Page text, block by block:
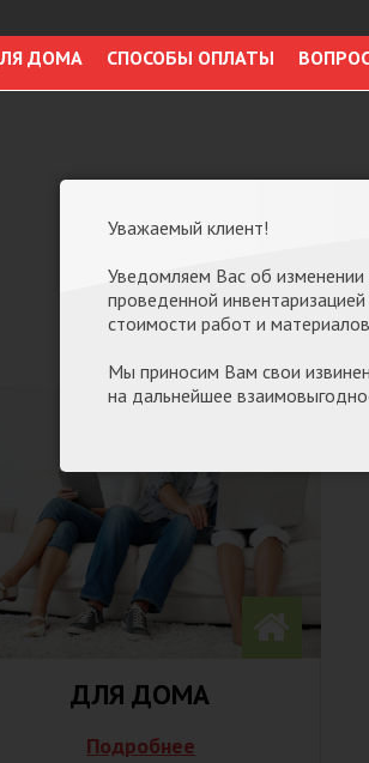
Уважаемый клиент!
Уведомляем Вас об изменении
проведенной
стоимости работ и
Мы приносим Вам свои
на дальнейшее
ДОМА СПОСОБЫ ОПЛАТЫ
ДЛЯ ДОМА
Подробнее